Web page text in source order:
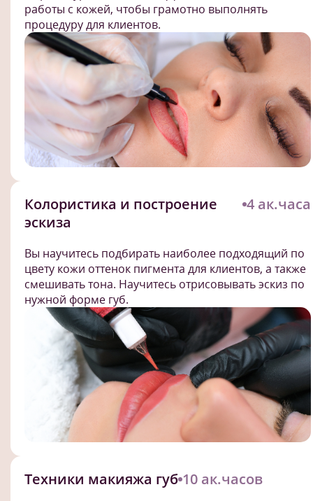
работы с кожей, чтобы грамотно выполнять
процедуру для клиентов.
Колористика и построение
эскиза
4 ак.часа
Вы научитесь подбирать наиболее подходящий по
цвету кожи оттенок пигмента для клиентов, а также
смешивать тона. Научитесь отрисовывать эскиз по
нужной форме губ.
Техники макияжа губ 10 ак.часов